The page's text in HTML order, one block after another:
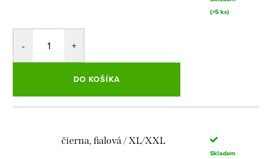
(>5 ks)
DO KOŠÍKA
čierna, fialová / XL/XXL
Skladom